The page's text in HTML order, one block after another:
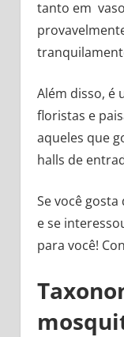
tanto em
Além disso, é
floristas e
aqueles que
halls de
Se você gosta
e se
para você!